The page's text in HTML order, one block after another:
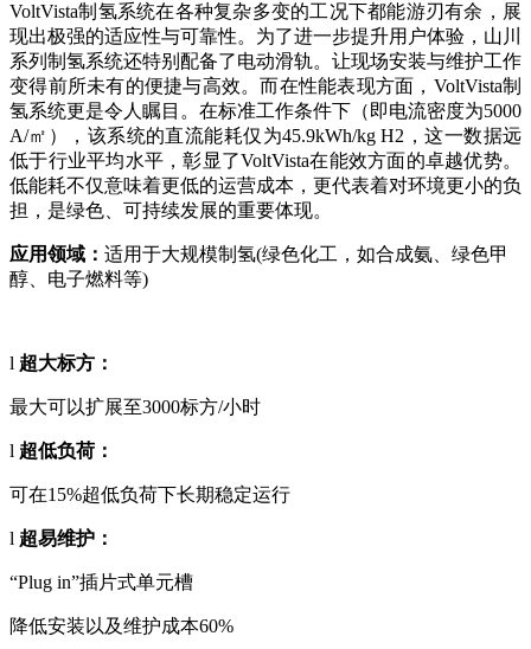
VoltVista制氢系统在各种复杂多变的工况下都能游刃有余，展
现出极强的适应性与可靠性。 为了进一步提升用户体验，山川
系列制氢系统还特别配备了电动滑轨。让现场安装与维护工作
变得前所未有的便捷与高效。而在性能表现方面，VoltVista制
氢系统更是令人瞩目。在标准工作条件下（即电流密度为5000
A/㎡），该系统的直流能耗仅为45.9kWh/kg H2，这一数据远
低于行业平均水平，彰显了VoltVista在能效方面的卓越优势。
低能耗不仅意味着更低的运营成本，更代表着对环境更小的负
担，是绿色、可持续发展的重要体现。
应用领域： 适用于大规模制氢(绿色化工，如合成氨、绿色甲
醇、电子燃料等)
l 超大标方：
最大可以扩展至3000标方/小时
l 超低负荷：
可在15%超低负荷下长期稳定运行
l 超易维护：
“Plug in”插片式单元槽
降低安装以及维护成本60%